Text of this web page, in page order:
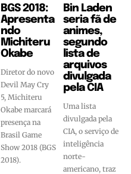
BGS 2018:
Apresenta
ndo
Michiteru
Okabe
Diretor do novo
Devil May Cry
5, Michiteru
Okabe marcará
presença na
Brasil Game
Show 2018 (BGS
2018).
Bin Laden
seria fã de
animes,
segundo
lista de
arquivos
divulgada
pela CIA
Uma lista
divulgada pela
CIA, o serviço de
inteligência
norte-
americano, traz